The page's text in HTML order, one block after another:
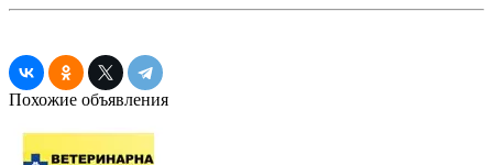
Похожие объявления